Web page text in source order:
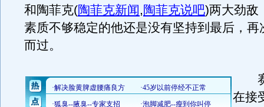
和陶菲克(陶菲克新闻,陶菲克说吧)两大劲敌
素质不够稳定的他还是没有坚持到最后，再
而过。
赛
在接